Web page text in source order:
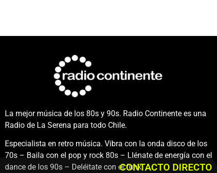
La mejor música de los 80s y 90s. Radio Continente es una
Radio de La Serena para todo Chile.
Especialista en retro música. Vibra con la onda disco de los
70s – Baila con el pop y rock 80s – Llénate de energía con el
dance de los 90s – Deléitate con el funk.CONTACTO DIRECTO